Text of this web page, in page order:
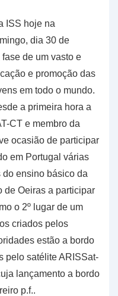
ISS hoje na
dia 30 de
de um vasto e
e promoção das
em todo o mundo.
a primeira hora a
CT e membro da
ocasião de participar
em Portugal várias
ensino básico da
de Oeiras a participar
o 2º lugar de um
criados pelos
estão a bordo
pelo satélite ARISSat-
lançamento a bordo
p.f..